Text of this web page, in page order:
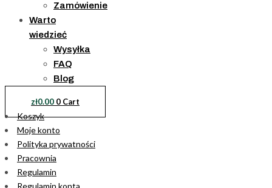
Zamówienie
Warto
wiedzieć
Wysyłka
FAQ
Blog
zł0.00 0 Cart
Koszyk
Moje konto
Polityka prywatności
Pracownia
Regulamin
Regulamin konta